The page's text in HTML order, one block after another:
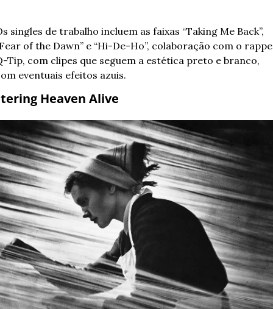
singles de trabalho incluem as faixas “Taking Me Back”,
of the Dawn” e “Hi-De-Ho”, colaboração com o
Tip, com clipes que seguem a estética preto e branco,
eventuais efeitos azuis.
Heaven Alive